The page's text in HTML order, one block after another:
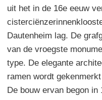
uit het in de 16e eeuw
Dautenheim lag. De
van de vroegste
type. De elegante
ramen wordt
De bouw ervan begon